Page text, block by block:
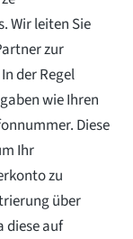
Wir leiten Sie
zur
der Regel
wie Ihren
Diese
Ihr
zu
über
diese auf